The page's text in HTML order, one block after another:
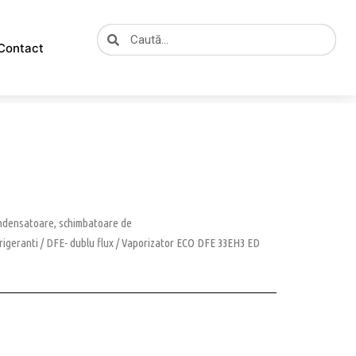
CautăCaută
schimbatoare de
/DFE- dublu flux/ Vaporizator ECO DFE 33EH3 ED